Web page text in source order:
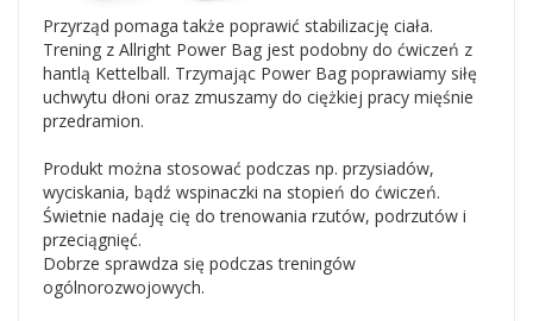
Przyrząd pomaga także poprawić stabilizację ciała.
Trening z Allright Power Bag jest podobny do ćwiczeń z
hantlą Kettelball. Trzymając Power Bag poprawiamy siłę
uchwytu dłoni oraz zmuszamy do ciężkiej pracy mięśnie
przedramion.
Produkt można stosować podczas np. przysiadów,
wyciskania, bądź wspinaczki na stopień do ćwiczeń.
Świetnie nadaję cię do trenowania rzutów, podrzutów i
przeciągnięć.
Dobrze sprawdza się podczas treningów
ogólnorozwojowych.